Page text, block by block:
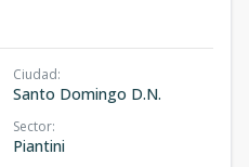
Ciudad:
Santo Domingo D.N.
Sector:
Piantini